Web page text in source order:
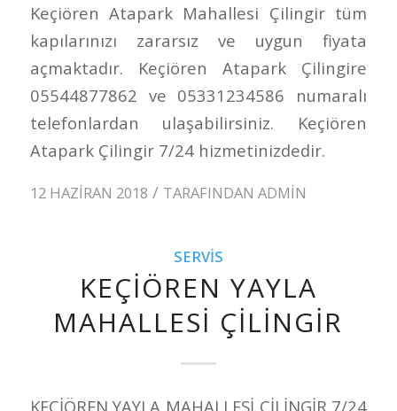
Keçiören Atapark Mahallesi Çilingir tüm
kapılarınızı zararsız ve uygun fiyata
açmaktadır. Keçiören Atapark Çilingire
05544877862 ve 05331234586 numaralı
telefonlardan ulaşabilirsiniz. Keçiören
Atapark Çilingir 7/24 hizmetinizdedir.
12 HAZIRAN 2018 / TARAFINDAN ADMIN
SERVIS
KEÇİÖREN YAYLA
MAHALLESİ ÇİLİNGİR
KEÇİÖREN YAYLA MAHALLESİ ÇİLİNGİR 7/24